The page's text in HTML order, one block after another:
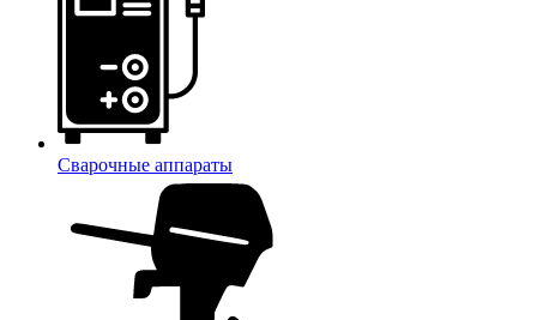
Сварочные аппараты